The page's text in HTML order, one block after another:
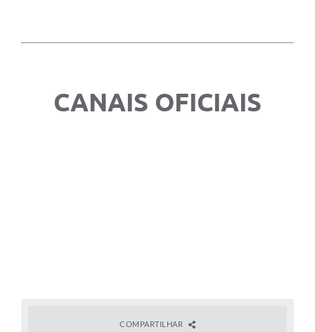
CANAIS OFICIAIS
COMPARTILHAR